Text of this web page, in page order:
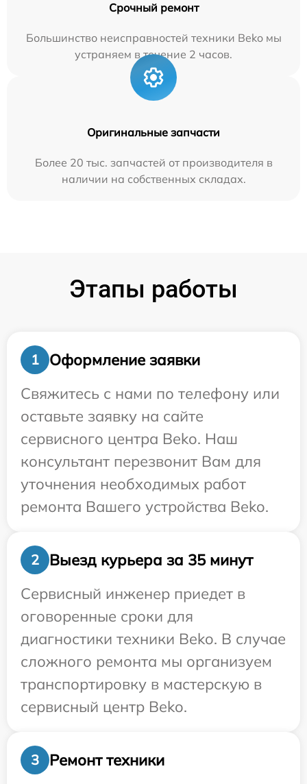
Срочный ремонт
Большинство неисправностей техники Beko мы
устраняем в течение 2 часов.
Оригинальные запчасти
Более 20 тыс. запчастей от производителя в
наличии на собственных складах.
Этапы работы
1
Оформление заявки
Свяжитесь с нами по телефону или
оставьте заявку на сайте
сервисного центра Beko. Наш
консультант перезвонит Вам для
уточнения необходимых работ
ремонта Вашего устройства Beko.
2
Выезд курьера за 35 минут
Сервисный инженер приедет в
оговоренные сроки для
диагностики техники Beko. В случае
сложного ремонта мы организуем
транспортировку в мастерскую в
сервисный центр Beko.
3 Ремонт техники